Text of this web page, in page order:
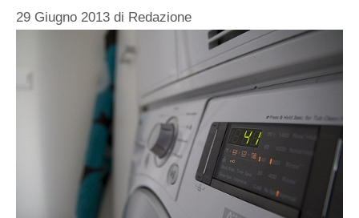
29 Giugno 2013 di Redazione